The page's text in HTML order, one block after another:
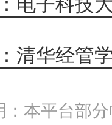
清华经管
：本平台部